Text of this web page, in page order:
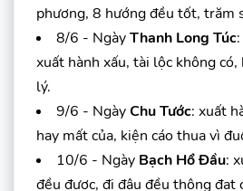
phương, 8 hướng đều tốt, trăm
8/6 - NgàyThanh Long Túc
xuất hành xấu, tài lộc không có,
lý.
9/6 - NgàyChu Tước: xuất
hay mất của, kiện cáo thua vì
10/6 - Ngày Bạch Hổ Đầu:
đều được, đi đâu đều thông đạt